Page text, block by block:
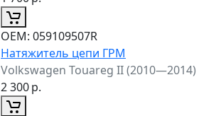
ОЕМ: 059109507R
Натяжитель цепи ГРМ
Volkswagen Touareg II (2010—2014)
2 300р.